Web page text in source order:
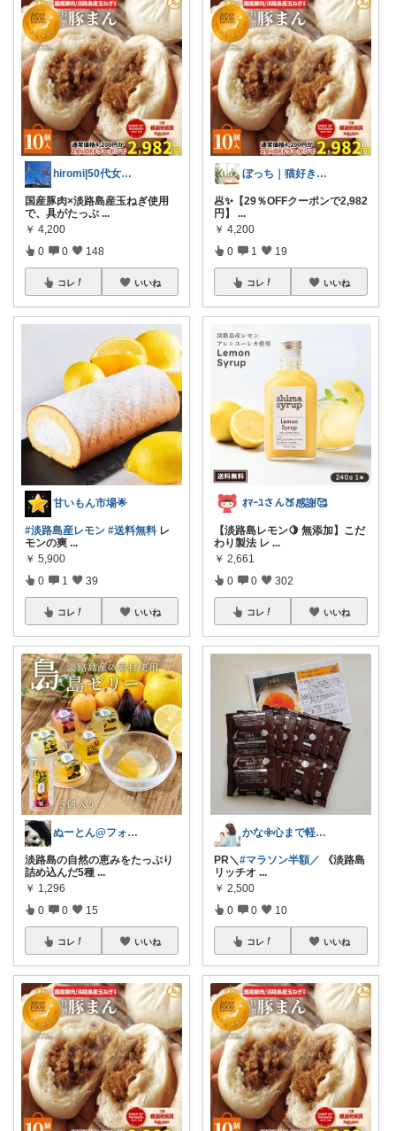
hiromi|50代女性の暮らしおすすめ
国産豚肉×淡路島産玉ねぎ使用
で、具がたっぷ ...
￥ 4,200
0 0 148
コレ いいね
甘いもん市場🌟
#淡路島産レモン #送料無料 レ
モンの爽 ...
￥ 5,900
0 1 39
コレ いいね
ぬーとん@フォロバ100％
淡路島の自然の恵みをたっぷり
詰め込んだ5種 ...
￥ 1,296
0 0 15
コレ いいね
ぼっち｜猫好き57歳主婦の健康ライフ
🥟✨【29％OFFクーポンで2,982
円】
...
￥ 4,200
0 1 19
コレ いいね
ｵﾏｰﾕさん🍑感謝🥰
【淡路島レモン🍋 無添加】こだ
わり製法 レ ...
￥ 2,661
0 0 302
コレ いいね
かな𖧷心まで軽くなる暮らしの記録🌿
PR＼ #マラソン半額／ 《淡路島
リッチオ ...
￥ 2,500
0 0 10
コレ いいね